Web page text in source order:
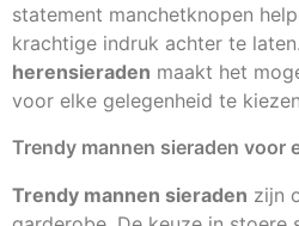
statement manchetknopen
krachtige indruk achter te
herensieraden maakt het
voor elke gelegenheid te
Trendy mannen sieraden voor
Trendy mannen sieraden zijn